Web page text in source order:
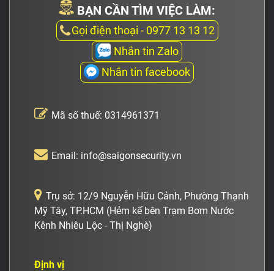
BẠN CẦN TÌM VIỆC LÀM:
Gọi điện thoại - 0977 13 13 12
Nhắn tin Zalo
Nhắn tin facebook
Mã số thuế: 0314961371
Email: info@saigonsecurity.vn
Trụ sở: 12/9 Nguyễn Hữu Cảnh, Phường Thạnh
Mỹ Tây, TP.HCM (Hẻm kế bên Trạm Bơm Nước
Kênh Nhiêu Lộc - Thị Nghè)
Định vị